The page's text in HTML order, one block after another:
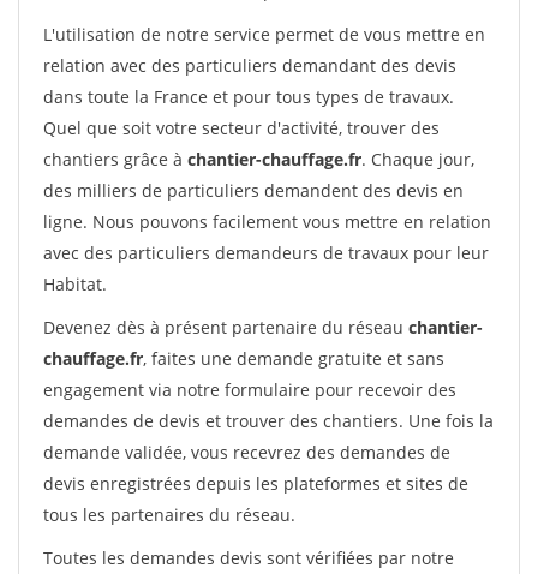
L'utilisation de notre service permet de vous mettre en
relation avec des particuliers demandant des devis
dans toute la France et pour tous types de travaux.
Quel que soit votre secteur d'activité, trouver des
chantiers grâce à chantier-chauffage.fr. Chaque jour,
des milliers de particuliers demandent des devis en
ligne. Nous pouvons facilement vous mettre en relation
avec des particuliers demandeurs de travaux pour leur
Habitat.
Devenez dès à présent partenaire du réseau chantier-
chauffage.fr, faites une demande gratuite et sans
engagement via notre formulaire pour recevoir des
demandes de devis et trouver des chantiers. Une fois la
demande validée, vous recevrez des demandes de
devis enregistrées depuis les plateformes et sites de
tous les partenaires du réseau.
Toutes les demandes devis sont vérifiées par notre